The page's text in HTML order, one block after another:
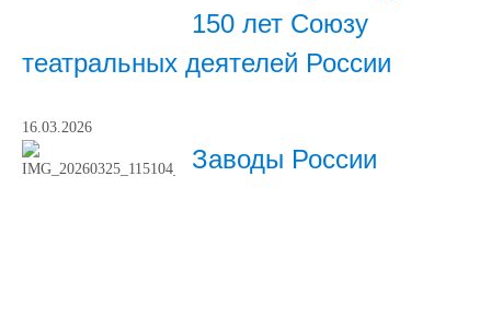
150 лет Союзу
театральных деятелей России
16.03.2026
Заводы России